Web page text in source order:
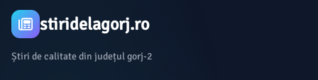
stiridelagorj.ro
Știri de calitate din județul gorj-2